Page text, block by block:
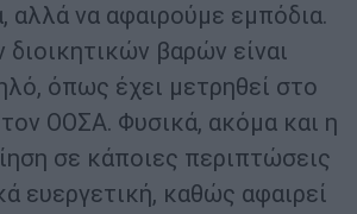
αλλά να αφαιρούμε εμπόδια.
βαρών είναι
όπως έχει μετρηθεί στο
ΟΟΣΑ. Φυσικά, ακόμα και η
σε κάποιες περιπτώσεις
ευεργετική, καθώς αφαιρεί